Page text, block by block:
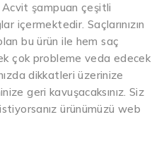
şampuan çeşitli
içermektedir. Saçlarınızın
bu ürün ile hem saç
çok probleme veda edecek
dikkatleri üzerinize
geri kavuşacaksınız. Siz
ürünümüzü web